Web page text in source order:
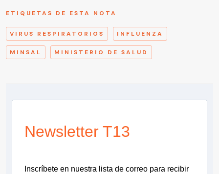
ETIQUETAS DE ESTA NOTA
VIRUS RESPIRATORIOS INFLUENZA
MINSAL MINISTERIO DE SALUD
Newsletter T13
Inscríbete en nuestra lista de correo para recibir